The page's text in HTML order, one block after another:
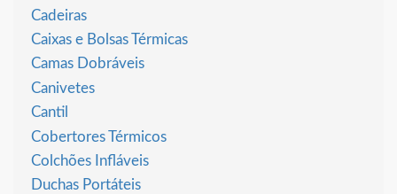
Cadeiras
Caixas e Bolsas Térmicas
Camas Dobráveis
Canivetes
Cantil
Cobertores Térmicos
Colchões Infláveis
Duchas Portáteis